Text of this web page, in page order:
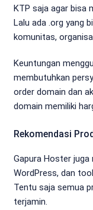
KTP saja agar bisa
Lalu ada .org yang
komunitas,
Keuntungan
membutuhkan
order domain dan
domain memiliki
Rekomendasi
Gapura Hoster juga
WordPress, dan
Tentu saja semua
terjamin.